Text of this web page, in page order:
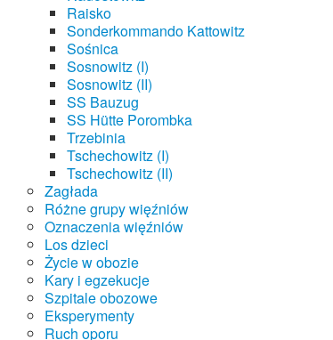
Raisko
Sonderkommando Kattowitz
Sośnica
Sosnowitz (I)
Sosnowitz (II)
SS Bauzug
SS Hütte Porombka
Trzebinia
Tschechowitz (I)
Tschechowitz (II)
Zagłada
Różne grupy więźniów
Oznaczenia więźniów
Los dzieci
Życie w obozie
Kary i egzekucje
Szpitale obozowe
Eksperymenty
Ruch oporu